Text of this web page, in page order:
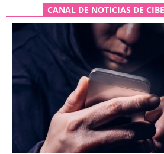
CANAL DE NOTICIAS DE